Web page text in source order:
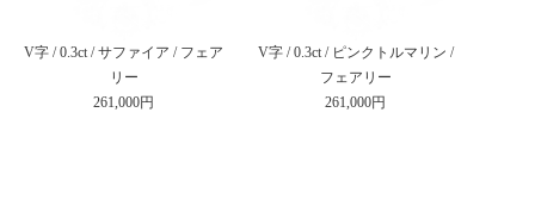
V字 / 0.3ct / サファイア / フェア
リー
261,000円
V字 / 0.3ct / ピンクトルマリン /
フェアリー
261,000円